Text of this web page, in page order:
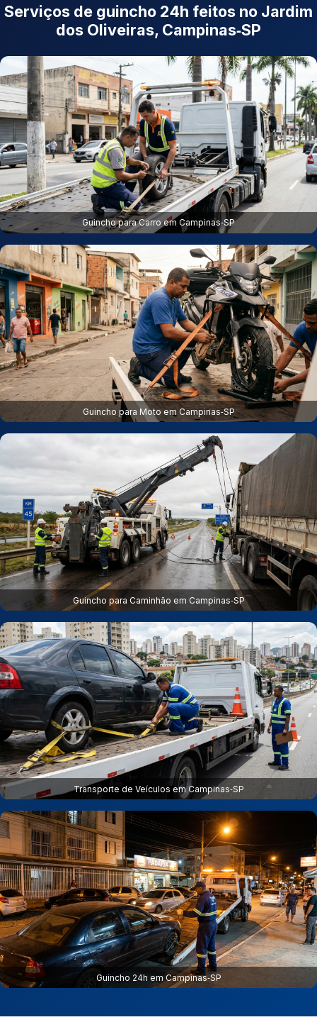
Serviços de guincho 24h feitos no Jardim
dos Oliveiras, Campinas‑SP
Guincho para Carro em Campinas‑SP
Guincho para Moto em Campinas‑SP
Guincho para Caminhão em Campinas‑SP
Transporte de Veículos em Campinas‑SP
Guincho 24h em Campinas‑SP